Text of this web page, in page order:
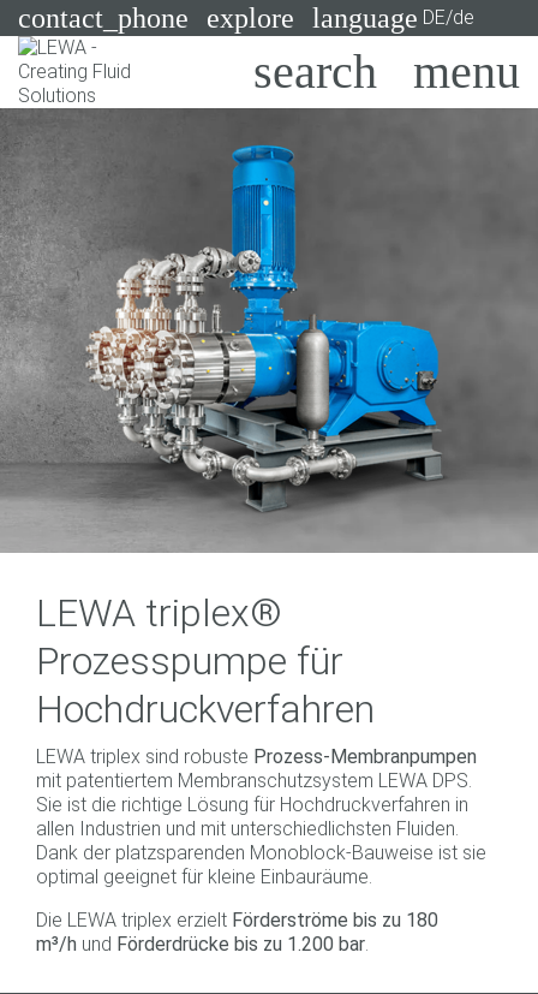
contact_phone explore language DE/de
Suchen
Pumpen
Systeme
Branchen
Anwendungen
Services
Consulting
Technologien
LEWA triplex®
Prozesspumpe für
Hochdruckverfahren
LEWA triplex sind robuste Prozess-Membranpumpen
mit patentiertem Membranschutzsystem LEWA DPS.
Sie ist die richtige Lösung für Hochdruckverfahren in
allen Industrien und mit unterschiedlichsten Fluiden.
Dank der platzsparenden Monoblock-Bauweise ist sie
optimal geeignet für kleine Einbauräume.
Die LEWA triplex erzielt Förderströme bis zu 180
m³/h und Förderdrücke bis zu 1.200 bar.